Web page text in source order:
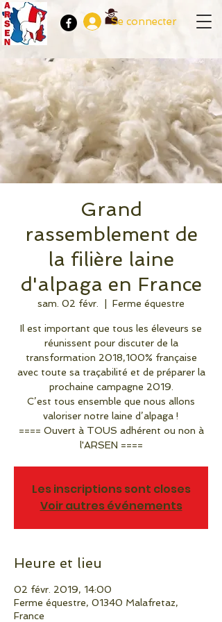
Se connecter
Grand
rassemblement de
la filière laine
d'alpaga en France
sam. 02 févr. Ferme équestre
Il est important que tous les éleveurs se
réunissent pour discuter de la
transformation 2018,100% française
avec toute sa traçabilité et de préparer la
prochaine campagne 2019.
C’est tous ensemble que nous allons
valoriser notre laine d’alpaga !
==== Ouvert à TOUS adhérent ou non à
l'ARSEN ====
Les inscriptions sont closes
Voir autres événements
Heure et lieu
02 févr. 2019, 14:00
Ferme équestre, 01340 Malafretaz,
France